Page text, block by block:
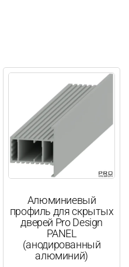
Алюминиевый
профиль для скрытых
дверей Pro Design
PANEL
(анодированный
алюминий)